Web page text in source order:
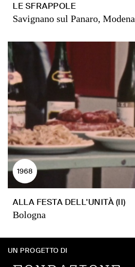
LE SFRAPPOLE
Savignano sul Panaro, Modena
1968
ALLA FESTA DELL'UNITÀ (II)
Bologna
UN PROGETTO DI